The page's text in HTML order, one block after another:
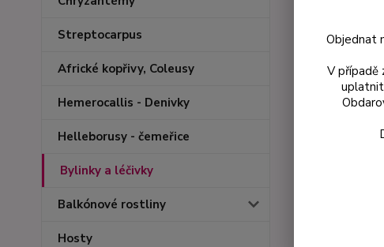
Streptocarpus
Africké kopřivy, Coleusy
Hemerocallis - Denivky
Helleborusy - čemeřice
Bylinky a léčivky
Balkónové rostliny
Hosty
Objednat
V případě
uplatnit